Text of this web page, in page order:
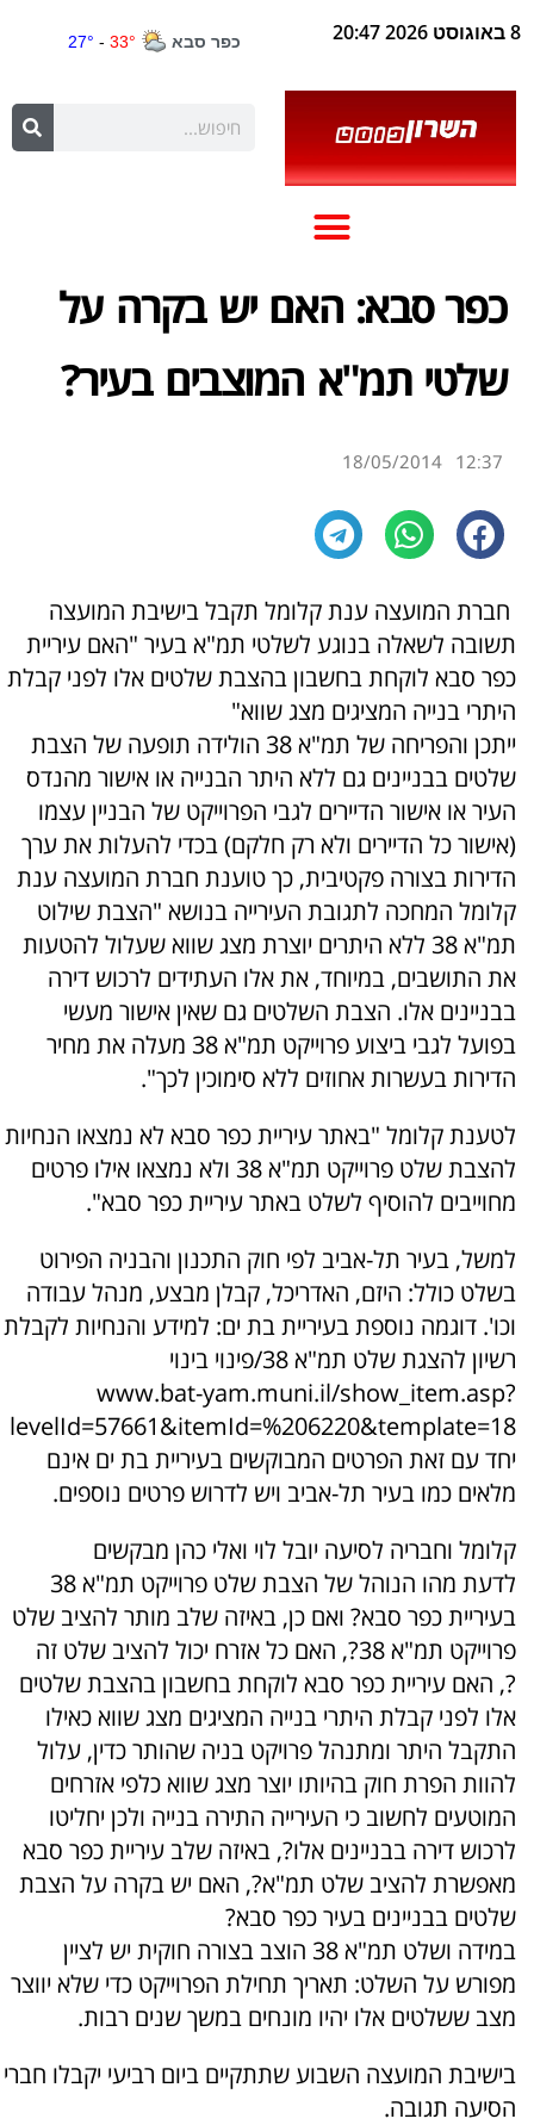
8 באוגוסט 2026 20:47
כפר סבא: האם יש בקרה על
שלטי תמ"א המוצבים בעיר?
12:37
18/05/2014
חברת המועצה ענת קלומל תקבל בישיבת המועצה
תשובה לשאלה בנוגע לשלטי תמ"א בעיר "האם עיריית
כפר סבא לוקחת בחשבון בהצבת שלטים אלו לפני קבלת
היתרי בנייה המציגים מצג שווא"
ייתכן והפריחה של תמ"א 38 הולידה תופעה של הצבת
שלטים בבניינים גם ללא היתר הבנייה או אישור מהנדס
העיר או אישור הדיירים לגבי הפרוייקט של הבניין עצמו
(אישור כל הדיירים ולא רק חלקם) בכדי להעלות את ערך
הדירות בצורה פקטיבית, כך טוענת חברת המועצה ענת
קלומל המחכה לתגובת העירייה בנושא "הצבת שילוט
תמ"א 38 ללא היתרים יוצרת מצג שווא שעלול להטעות
את התושבים, במיוחד, את אלו העתידים לרכוש דירה
בבניינים אלו. הצבת השלטים גם שאין אישור מעשי
בפועל לגבי ביצוע פרוייקט תמ"א 38 מעלה את מחיר
הדירות בעשרות אחוזים ללא סימוכין לכך".
לטענת קלומל "באתר עיריית כפר סבא לא נמצאו הנחיות
להצבת שלט פרוייקט תמ"א 38 ולא נמצאו אילו פרטים
מחוייבים להוסיף לשלט באתר עיריית כפר סבא".
למשל, בעיר תל-אביב לפי חוק התכנון והבניה הפירוט
בשלט כולל: היזם, האדריכל, קבלן מבצע, מנהל עבודה
וכו'. דוגמה נוספת בעיריית בת ים: למידע והנחיות לקבלת
רשיון להצגת שלט תמ"א 38/פינוי בינוי
www.bat-yam.muni.il/show_item.asp?
levelId=57661&itemId=%206220&template=18
יחד עם זאת הפרטים המבוקשים בעיריית בת ים אינם
מלאים כמו בעיר תל-אביב ויש לדרוש פרטים נוספים.
קלומל וחבריה לסיעה יובל לוי ואלי כהן מבקשים
לדעת מהו הנוהל של הצבת שלט פרוייקט תמ"א 38
בעיריית כפר סבא? ואם כן, באיזה שלב מותר להציב שלט
פרוייקט תמ"א 38?, האם כל אזרח יכול להציב שלט זה
?, האם עיריית כפר סבא לוקחת בחשבון בהצבת שלטים
אלו לפני קבלת היתרי בנייה המציגים מצג שווא כאילו
התקבל היתר ומתנהל פרויקט בניה שהותר כדין, עלול
להוות הפרת חוק בהיותו יוצר מצג שווא כלפי אזרחים
המוטעים לחשוב כי העירייה התירה בנייה ולכן יחליטו
לרכוש דירה בבניינים אלו?, באיזה שלב עיריית כפר סבא
מאפשרת להציב שלט תמ"א?, האם יש בקרה על הצבת
שלטים בבניינים בעיר כפר סבא?
במידה ושלט תמ"א 38 הוצב בצורה חוקית יש לציין
מפורש על השלט: תאריך תחילת הפרוייקט כדי שלא יווצר
מצב ששלטים אלו יהיו מונחים במשך שנים רבות.
בישיבת המועצה השבוע שתתקיים ביום רביעי יקבלו חברי
הסיעה תגובה.